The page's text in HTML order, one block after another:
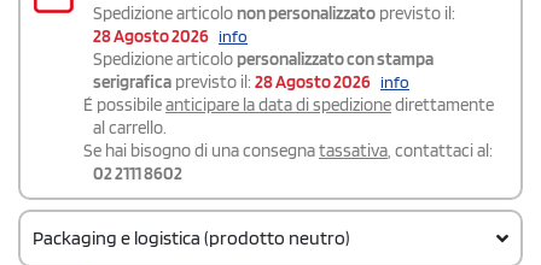
Spedizione articolo non personalizzato previsto il:
28 Agosto 2026 info
Spedizione articolo personalizzato con stampa
serigrafica previsto il: 28 Agosto 2026 info
É possibileanticipare la data di spedizionedirettamente
al carrello.
Se hai bisogno di una consegnatassativa, contattaci al:
02 2111 8602
Packaging e logistica (prodotto neutro)